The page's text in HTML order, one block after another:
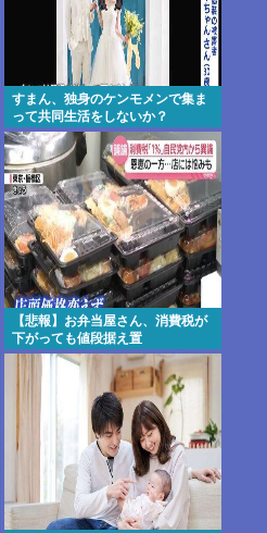
すまん、独身のケンモメンで集ま
って共同生活をしないか？
【悲報】お弁当屋さん、消費税が
下がっても値段据え置
き・・・・・・・・・